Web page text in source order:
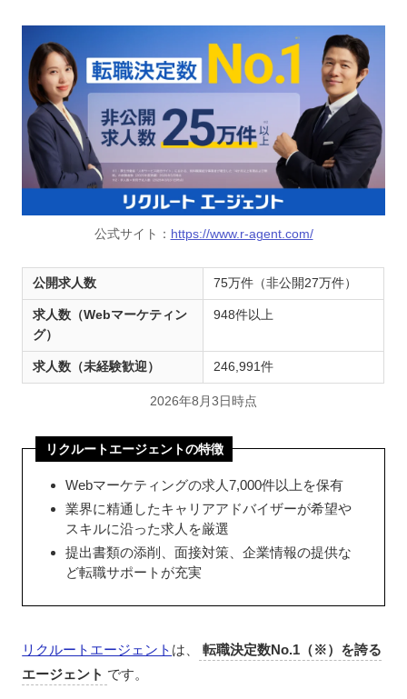
公式サイト： https://www.r-agent.com/
公開求人数 75万件（非公開27万件）
求人数（Webマーケティン
グ）
948件以上
求人数（未経験歓迎） 246,991件
2026年8月3日時点
リクルートエージェントの特徴
Webマーケティングの求人7,000件以上を保有
業界に精通したキャリアアドバイザーが希望や
スキルに沿った求人を厳選
提出書類の添削、面接対策、企業情報の提供な
ど転職サポートが充実
リクルートエージェント は、
転職決定数No.1（※）を誇る
エージェント です。